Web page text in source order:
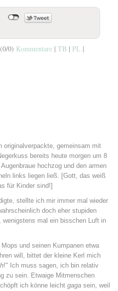
(0/0) Kommentare | TB | PL |
originalverpackte, gemeinsam mit
bereits heute morgen um 8
hochzog und den armen
links liegen ließ. [Gott, das weiß
für Kinder sind!]
stellte ich mir immer mal wieder
doch eher stupiden
wenigstens mal ein bisschen Luft in
und seinen Kumpanen etwa
will, bittet der kleine Kerl mich
!" Ich muss sagen, ich bin relativ
zu sein. Etwaige Mitmenschen
ich könne leicht gaga sein, weil